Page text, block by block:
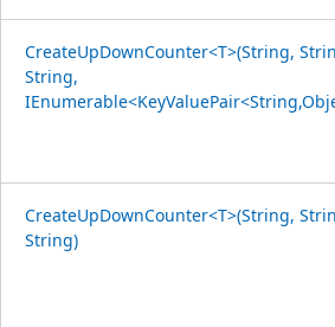
CreateUpDownCounter<T>(String,
String,
CreateUpDownCounter<T>(String,
String)